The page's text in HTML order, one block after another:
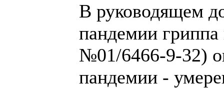
В руководящем
пандемии гриппа
№01/6466-9-32)
пандемии -